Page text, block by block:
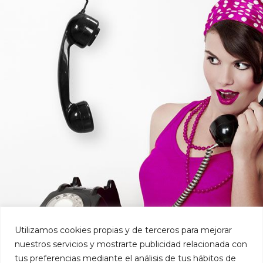
Utilizamos cookies propias y de terceros para mejorar
nuestros servicios y mostrarte publicidad relacionada con
tus preferencias mediante el análisis de tus hábitos de